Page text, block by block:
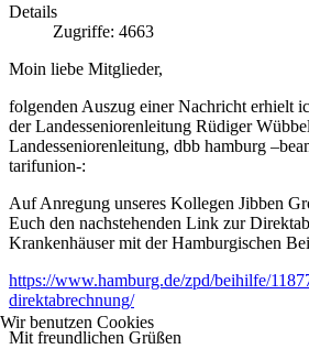
Details
Zugriffe: 4663
Moin liebe Mitglieder,
folgenden Auszug einer Nachricht erhielt
der Landesseniorenleitung Rüdiger
Landesseniorenleitung, dbb hamburg
tarifunion-:
Auf Anregung unseres Kollegen Jibben
Euch den nachstehenden Link zur
Krankenhäuser mit der Hamburgischen
https://www.hamburg.de/zpd/beihilfe/
direktabrechnung/
Mit freundlichen Grüßen
Wir benutzen Cookies